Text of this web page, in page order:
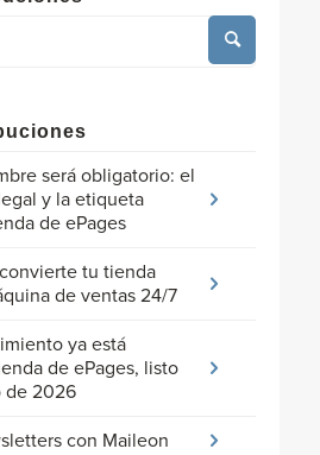
será obligatorio: el
y la etiqueta
de ePages
tu tienda
de ventas 24/7
ya está
de ePages, listo
de 2026
con Maileon